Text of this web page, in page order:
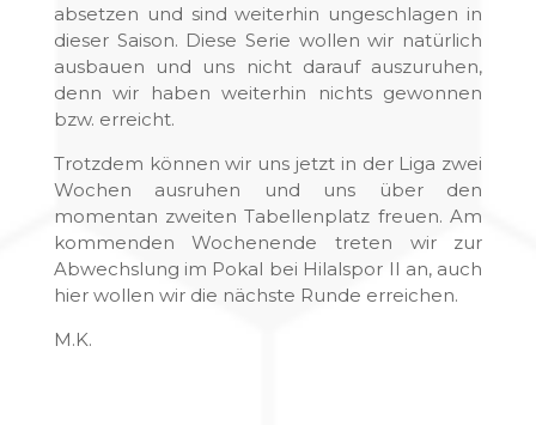
absetzen und sind weiterhin ungeschlagen in
dieser Saison. Diese Serie wollen wir natürlich
ausbauen und uns nicht darauf auszuruhen,
denn wir haben weiterhin nichts gewonnen
bzw. erreicht.
Trotzdem können wir uns jetzt in der Liga zwei
Wochen ausruhen und uns über den
momentan zweiten Tabellenplatz freuen. Am
kommenden Wochenende treten wir zur
Abwechslung im Pokal bei Hilalspor II an, auch
hier wollen wir die nächste Runde erreichen.
M.K.